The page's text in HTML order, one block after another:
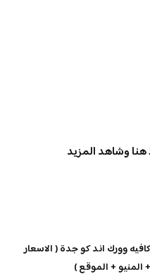
وشاهد المزيد
كافيه وورك اند كو جدة ( الاسعار
+ المنيو + الموقع )